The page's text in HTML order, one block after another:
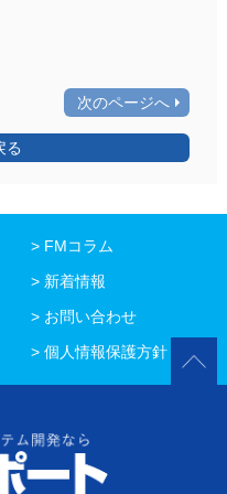
次のページへ
る
FMコラム
新着情報
お問い合わせ
個人情報保護方針